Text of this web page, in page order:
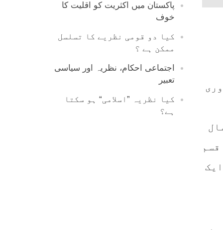
پاکستان میں اکثریت کو اقلیت کا
خوف
کیا دو قومی نظریے کا تسلسل
ممکن ہے ؟
اجتماعی احکام، نظریہ اور سیاسی
تعبیر
کیا نظریہ ”اسلامی“ ہو سکتا
ہے؟